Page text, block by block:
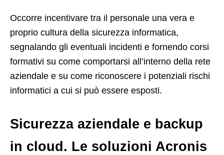
Occorre incentivare tra il personale una vera e
proprio cultura della sicurezza informatica,
segnalando gli eventuali incidenti e fornendo corsi
formativi su come comportarsi all’interno della rete
aziendale e su come riconoscere i potenziali rischi
informatici a cui si può essere esposti.
Sicurezza aziendale e backup
in cloud. Le soluzioni Acronis